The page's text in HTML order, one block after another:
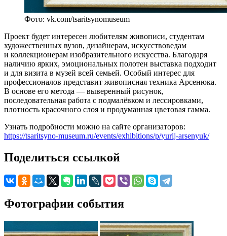
Фото: vk.com/tsaritsynomuseum
Проект будет интересен любителям живописи, студентам
художественных вузов, дизайнерам, искусствоведам
и коллекционерам изобразительного искусства. Благодаря
наличию ярких, эмоциональных полотен выставка подходит
и для визита в музей всей семьей. Особый интерес для
профессионалов представит живописная техника Арсенюка.
В основе его метода — выверенный рисунок,
последовательная работа с подмалёвком и лессировками,
плотность красочного слоя и продуманная цветовая гамма.
Узнать подробности можно на сайте организаторов:
https://tsaritsyno-museum.ru/events/exhibitions/p/yurij-arsenyuk/
Поделиться ссылкой
Фотографии события